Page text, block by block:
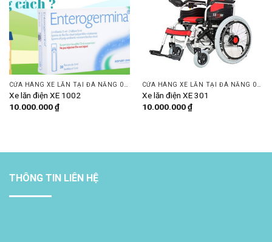
Xe lăn điện XE 1002
10.000.000₫
Xe lăn điện XE 301
10.000.000₫
THÔNG TIN LIÊN HỆ